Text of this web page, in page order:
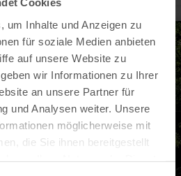
um Inhalte und Anzeigen zu
für soziale Medien anbieten
auf unsere Website zu
wir Informationen zu Ihrer
an unsere Partner für
und Analysen weiter. Unsere
möglicherweise mit
die Sie ihnen bereitgestellt